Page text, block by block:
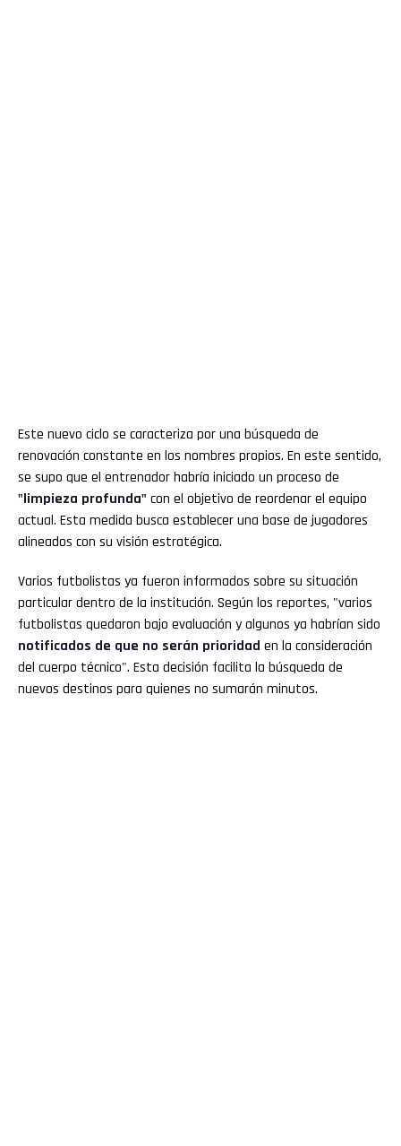
Este nuevo ciclo se caracteriza por una búsqueda de
renovación constante en los nombres propios. En este sentido,
se supo que el entrenador habría iniciado un proceso de
"limpieza profunda" con el objetivo de reordenar el equipo
actual. Esta medida busca establecer una base de jugadores
alineados con su visión estratégica.
Varios futbolistas ya fueron informados sobre su situación
particular dentro de la institución. Según los reportes, "varios
futbolistas quedaron bajo evaluación y algunos ya habrían sido
notificados de que no serán prioridad en la consideración
del cuerpo técnico". Esta decisión facilita la búsqueda de
nuevos destinos para quienes no sumarán minutos.